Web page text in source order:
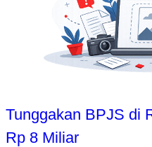
Tunggakan BPJS di
Rp 8 Miliar